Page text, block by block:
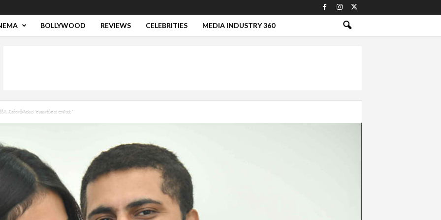
BOLLYWOOD REVIEWS CELEBRITIES MEDIA INDUSTRY 360
ನಿರ್ದೇಶಿಸಿರುವ ‘ಕರ್ನಾಟಕದ ಅಳಿಯ’